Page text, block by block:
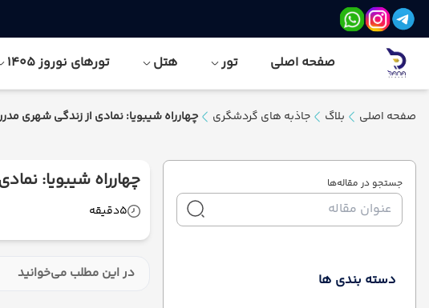
صفحه اصلی تور هتل تورهای نوروز 1405
صفحه اصلی بلاگ جاذبه های گردشگری چهارراه شیبویا: نمادی از زندگی شهری
جستجو در مقاله‌ها
دسته بندی ها
چهارراه شیبویا:
5دقیقه
در این مطلب می‌خوانید